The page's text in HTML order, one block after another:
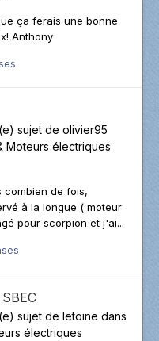
ça ferais une bonne
Anthony
sujet de olivier95
Moteurs électriques
combien de fois,
à la longue ( moteur
pour scorpion et j'ai...
sujet de letoine dans
électriques